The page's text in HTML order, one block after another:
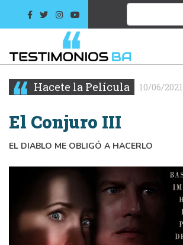
Hacete la Película 10/06/2021
El Conjuro III
EL DIABLO ME OBLIGÓ A HACERLO